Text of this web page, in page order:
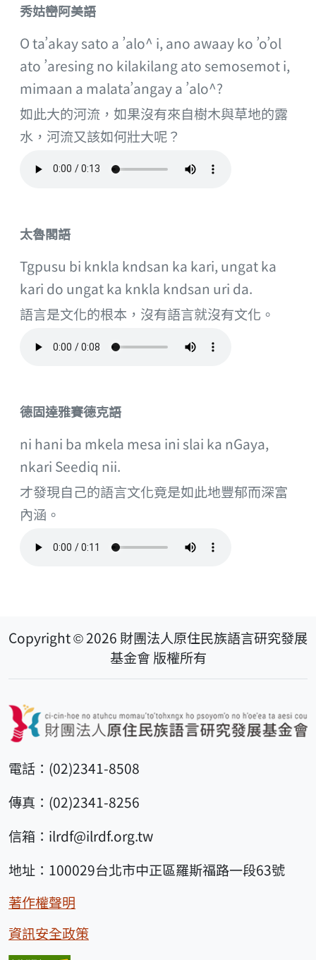
秀姑巒阿美語
O ta’akay sato a ’alo^ i, ano awaay ko ’o’ol
ato ’aresing no kilakilang ato semosemot i,
mimaan a malata’angay a ’alo^?
如此大的河流，如果沒有來自樹木與草地的露
水，河流又該如何壯大呢？
太魯閣語
Tgpusu bi knkla kndsan ka kari, ungat ka
kari do ungat ka knkla kndsan uri da.
語言是文化的根本，沒有語言就沒有文化。
德固達雅賽德克語
ni hani ba mkela mesa ini slai ka nGaya,
nkari Seediq nii.
才發現自己的語言文化竟是如此地豐郁而深富
內涵。
Copyright © 2026 財團法人原住民族語言研究發展
基金會 版權所有
電話：(02)2341-8508
傳真：(02)2341-8256
信箱：ilrdf@ilrdf.org.tw
地址：100029台北市中正區羅斯福路一段63號
著作權聲明
資訊安全政策